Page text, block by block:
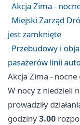
Akcja Zima -
Miejski Zarząd
jest zamknięte
Przebudowy i
pasażerów linii
Akcja Zima -
W nocy z niedzieli
prowadziły
godziny3.00